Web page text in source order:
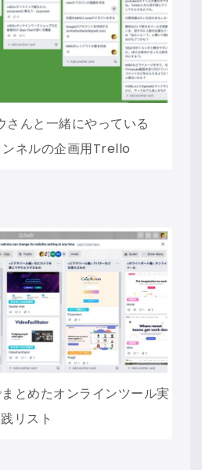
さんと一緒にやっている
ネルの企画用Trello
とめたオンラインツール実
践リスト